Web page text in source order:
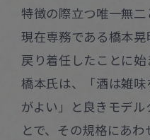
特徴の際立つ唯一無二
現在専務である橋本
戻り着任したことに始
橋本氏は、「酒は雑
がよい」と良きモデ
とで、その規格にあ